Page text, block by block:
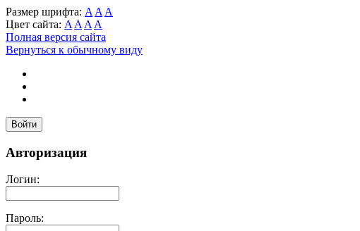
Размер шрифта: A A A
Цвет сайта: A A A A
Полная версия сайта
Вернуться к обычному виду
Войти
Авторизация
Логин:
Пароль: